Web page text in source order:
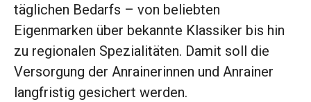
täglichen Bedarfs – von beliebten
Eigenmarken über bekannte Klassiker bis hin
zu regionalen Spezialitäten. Damit soll die
Versorgung der Anrainerinnen und Anrainer
langfristig gesichert werden.